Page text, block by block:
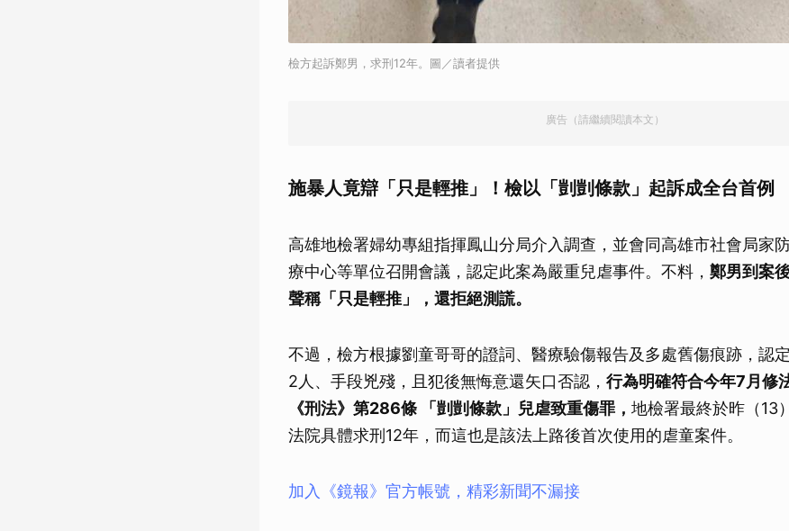
檢方起訴鄭男，求刑12年。圖／讀者提供
廣告（請繼續閱讀本文）
施暴人竟辯「只是輕推」！檢以「剴剴條款」起訴成全台首例
高雄地檢署婦幼專組指揮鳳山分局介入調查，並會同高雄市社會局家
療中心等單位召開會議，認定此案為嚴重兒虐事件。不料， 鄭男到案
聲稱「只是輕推」，還拒絕測謊。
不過，檢方根據劉童哥哥的證詞、醫療驗傷報告及多處舊傷痕跡，認
2人、手段兇殘，且犯後無悔意還矢口否認， 行為明確符合今年7月修
《刑法》第286條 「剴剴條款」兒虐致重傷罪， 地檢署最終於昨（13
法院具體求刑12年，而這也是該法上路後首次使用的虐童案件。
加入《鏡報》官方帳號，精彩新聞不漏接